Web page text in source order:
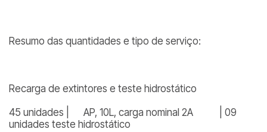
Resumo das quantidades e tipo de serviço:
Recarga de extintores e teste hidrostático
45 unidades | AP, 10L, carga nominal 2A | 09
unidades teste hidrostático